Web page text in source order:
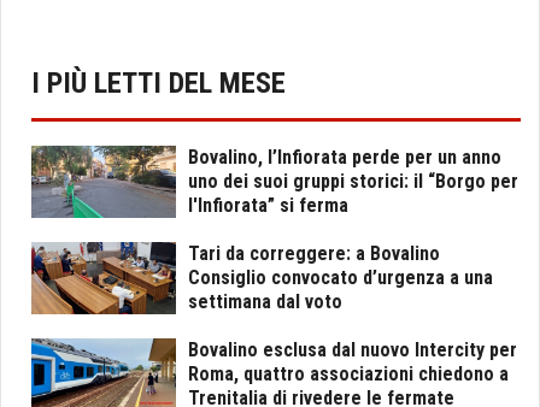
I PIÙ LETTI DEL MESE
Bovalino, l’Infiorata perde per un anno
uno dei suoi gruppi storici: il “Borgo per
l'Infiorata” si ferma
Tari da correggere: a Bovalino
Consiglio convocato d’urgenza a una
settimana dal voto
Bovalino esclusa dal nuovo Intercity per
Roma, quattro associazioni chiedono a
Trenitalia di rivedere le fermate